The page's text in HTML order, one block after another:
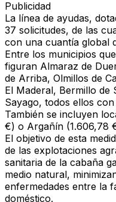
Publicidad
La línea de ayudas,
37 solicitudes, de las
con una cuantía global
Entre los municipios
figuran Almaraz de
de Arriba, Olmillos de
El Maderal, Bermillo de
Sayago, todos ellos
También se incluyen
€) o Argañín (1.606,78
El objetivo de esta
de las explotaciones
sanitaria de la cabaña
medio natural,
enfermedades entre la
doméstico.